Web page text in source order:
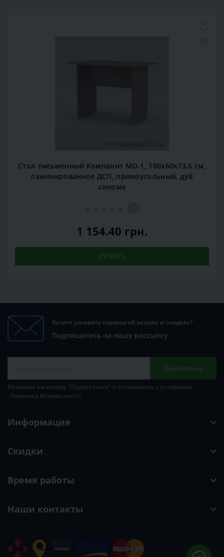
Стол письменный Компанит МО-1, 100х60х73.6 см,
ламинированное ДСП, прямоугольный, дуб
сонома
1 154.40 грн.
КУПИТЬ
Хотите узнавать первым об акциях и скидках?
Подпишитесь на нашу рассылку
Подписаться
Нажимая на кнопку "Подписаться" я соглашаюсь с условиями
Политика безопасности
Информация
Скидки
Время работы
Наши контакты